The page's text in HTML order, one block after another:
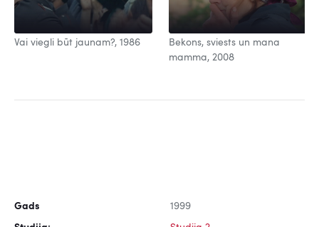
Vai viegli būt jaunam?, 1986
Bekons, sviests un mana
mamma, 2008
Gads 1999